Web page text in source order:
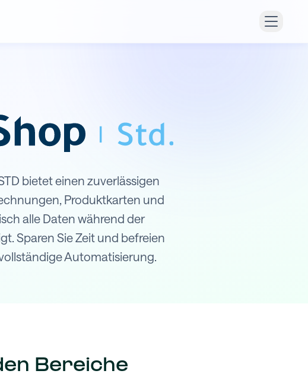
bietet einen zuverlässigen
Produktkarten und
alle Daten während der
Sparen Sie Zeit und befreien
Automatisierung.
Bereiche